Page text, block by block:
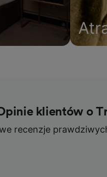
klientów o
recenzje